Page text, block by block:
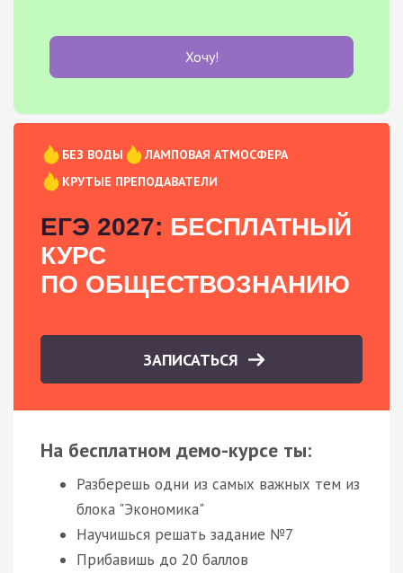
Хочу!
БЕЗ ВОДЫ
ЛАМПОВАЯ АТМОСФЕРА
КРУТЫЕ ПРЕПОДАВАТЕЛИ
ЕГЭ 2027: БЕСПЛАТНЫЙ
КУРС
ПО ОБЩЕСТВОЗНАНИЮ
ЗАПИСАТЬСЯ
На бесплатном демо-курсе ты:
Разберешь одни из самых важных тем из
блока "Экономика"
Научишься решать задание №7
Прибавишь до 20 баллов